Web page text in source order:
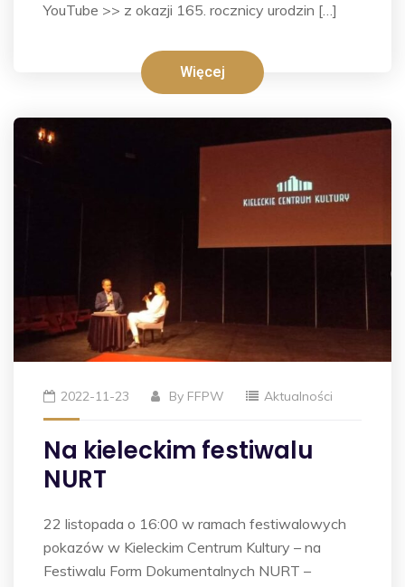
YouTube >> z okazji 165. rocznicy urodzin […]
Więcej
2022-11-23 By FFPW Aktualności
Na kieleckim festiwalu
NURT
22 listopada o 16:00 w ramach festiwalowych
pokazów w Kieleckim Centrum Kultury – na
Festiwalu Form Dokumentalnych NURT –